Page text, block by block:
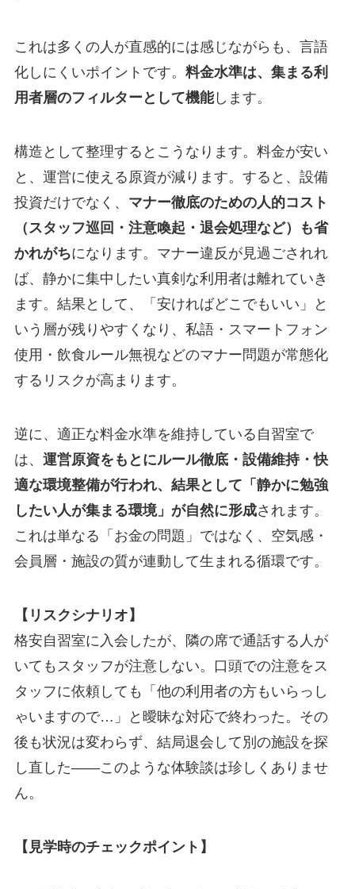
これは多くの人が直感的には感じながらも、言語
化しにくいポイントです。 料金水準は、集まる利
用者層のフィルターとして機能します。
構造として整理するとこうなります。料金が安い
と、運営に使える原資が減ります。すると、設備
投資だけでなく、 マナー徹底のための人的コスト
（スタッフ巡回・注意喚起・退会処理など）も省
かれがちになります。マナー違反が見過ごされれ
ば、静かに集中したい真剣な利用者は離れていき
ます。結果として、「安ければどこでもいい」と
いう層が残りやすくなり、私語・スマートフォン
使用・飲食ルール無視などのマナー問題が常態化
するリスクが高まります。
逆に、適正な料金水準を維持している自習室で
は、 運営原資をもとにルール徹底・設備維持・快
適な環境整備が行われ、結果として「静かに勉強
したい人が集まる環境」が自然に形成されます。
これは単なる「お金の問題」ではなく、空気感・
会員層・施設の質が連動して生まれる循環です。
【リスクシナリオ】
格安自習室に入会したが、隣の席で通話する人が
いてもスタッフが注意しない。口頭での注意をス
タッフに依頼しても「他の利用者の方もいらっし
ゃいますので…」と曖昧な対応で終わった。その
後も状況は変わらず、結局退会して別の施設を探
し直した——このような体験談は珍しくありませ
ん。
【見学時のチェックポイント】